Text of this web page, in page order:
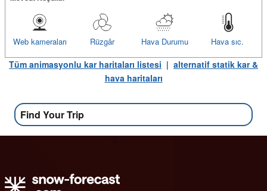
Hava sıc.
Hava Durumu
Rüzgâr
Web kameraları
Tüm animasyonlu kar haritaları listesi | alternatif statik kar &
hava haritaları
Find Your Trip